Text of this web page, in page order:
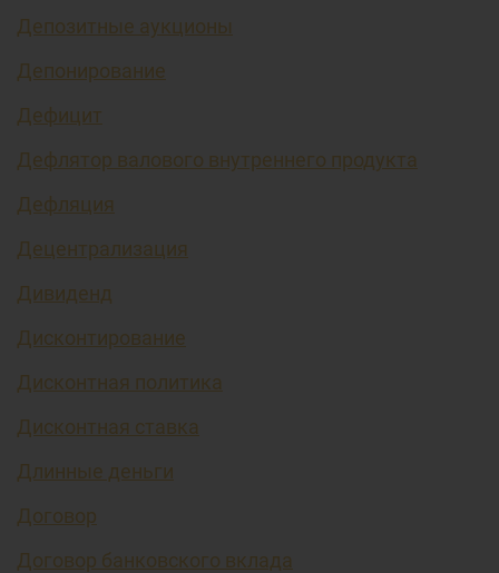
Депозитные аукционы
Депонирование
Дефицит
Дефлятор валового внутреннего продукта
Дефляция
Децентрализация
Дивиденд
Дисконтирование
Дисконтная политика
Дисконтная ставка
Длинные деньги
Договор
Договор банковского вклада